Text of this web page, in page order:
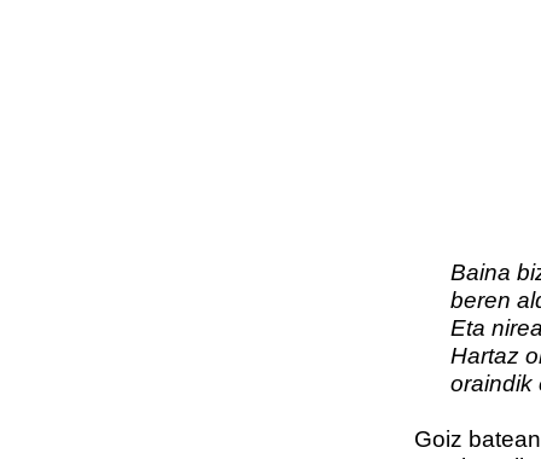
Baina
beren alde
Eta nireak
Hartaz
oraindik ere
Goiz batean